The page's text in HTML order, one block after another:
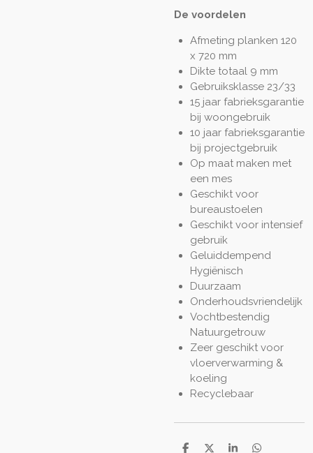
De voordelen
Afmeting planken 120
x 720 mm
Dikte totaal 9 mm
Gebruiksklasse 23/33
15 jaar fabrieksgarantie
bij woongebruik
10 jaar fabrieksgarantie
bij projectgebruik
Op maat maken met
een mes
Geschikt voor
bureaustoelen
Geschikt voor intensief
gebruik
Geluiddempend
Hygiënisch
Duurzaam
Onderhoudsvriendelijk
Vochtbestendig
Natuurgetrouw
Zeer geschikt voor
vloerverwarming &
koeling
Recyclebaar